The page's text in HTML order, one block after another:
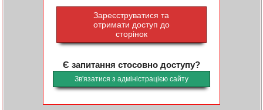
Зареєструватися та
отримати доступ до
сторінок
Є запитання стосовно доступу?
Зв'язатися з адміністрацією сайту